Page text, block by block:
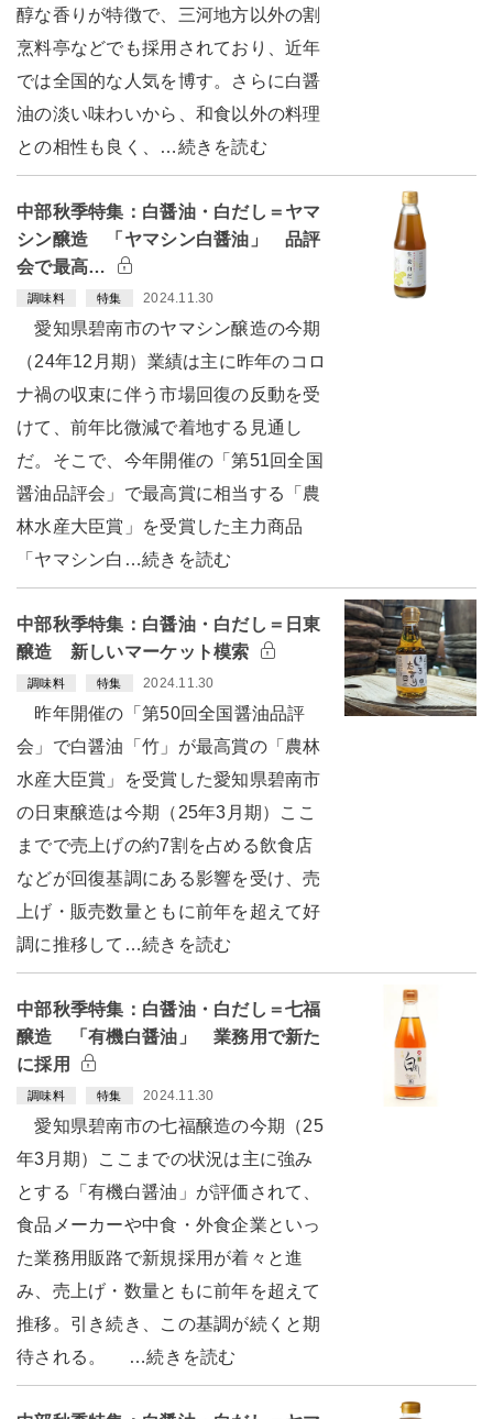
醇な香りが特徴で、三河地方以外の割
烹料亭などでも採用されており、近年
では全国的な人気を博す。さらに白醤
油の淡い味わいから、和食以外の料理
との相性も良く、…続きを読む
中部秋季特集：白醤油・白だし＝ヤマ
シン醸造 「ヤマシン白醤油」 品評
会で最高…
調味料 特集 2024.11.30
愛知県碧南市のヤマシン醸造の今期
（24年12月期）業績は主に昨年のコロ
ナ禍の収束に伴う市場回復の反動を受
けて、前年比微減で着地する見通し
だ。そこで、今年開催の「第51回全国
醤油品評会」で最高賞に相当する「農
林水産大臣賞」を受賞した主力商品
「ヤマシン白…続きを読む
中部秋季特集：白醤油・白だし＝日東
醸造 新しいマーケット模索
調味料 特集 2024.11.30
昨年開催の「第50回全国醤油品評
会」で白醤油「竹」が最高賞の「農林
水産大臣賞」を受賞した愛知県碧南市
の日東醸造は今期（25年3月期）ここ
までで売上げの約7割を占める飲食店
などが回復基調にある影響を受け、売
上げ・販売数量ともに前年を超えて好
調に推移して…続きを読む
中部秋季特集：白醤油・白だし＝七福
醸造 「有機白醤油」 業務用で新た
に採用
調味料 特集 2024.11.30
愛知県碧南市の七福醸造の今期（25
年3月期）ここまでの状況は主に強み
とする「有機白醤油」が評価されて、
食品メーカーや中食・外食企業といっ
た業務用販路で新規採用が着々と進
み、売上げ・数量ともに前年を超えて
推移。引き続き、この基調が続くと期
待される。 …続きを読む